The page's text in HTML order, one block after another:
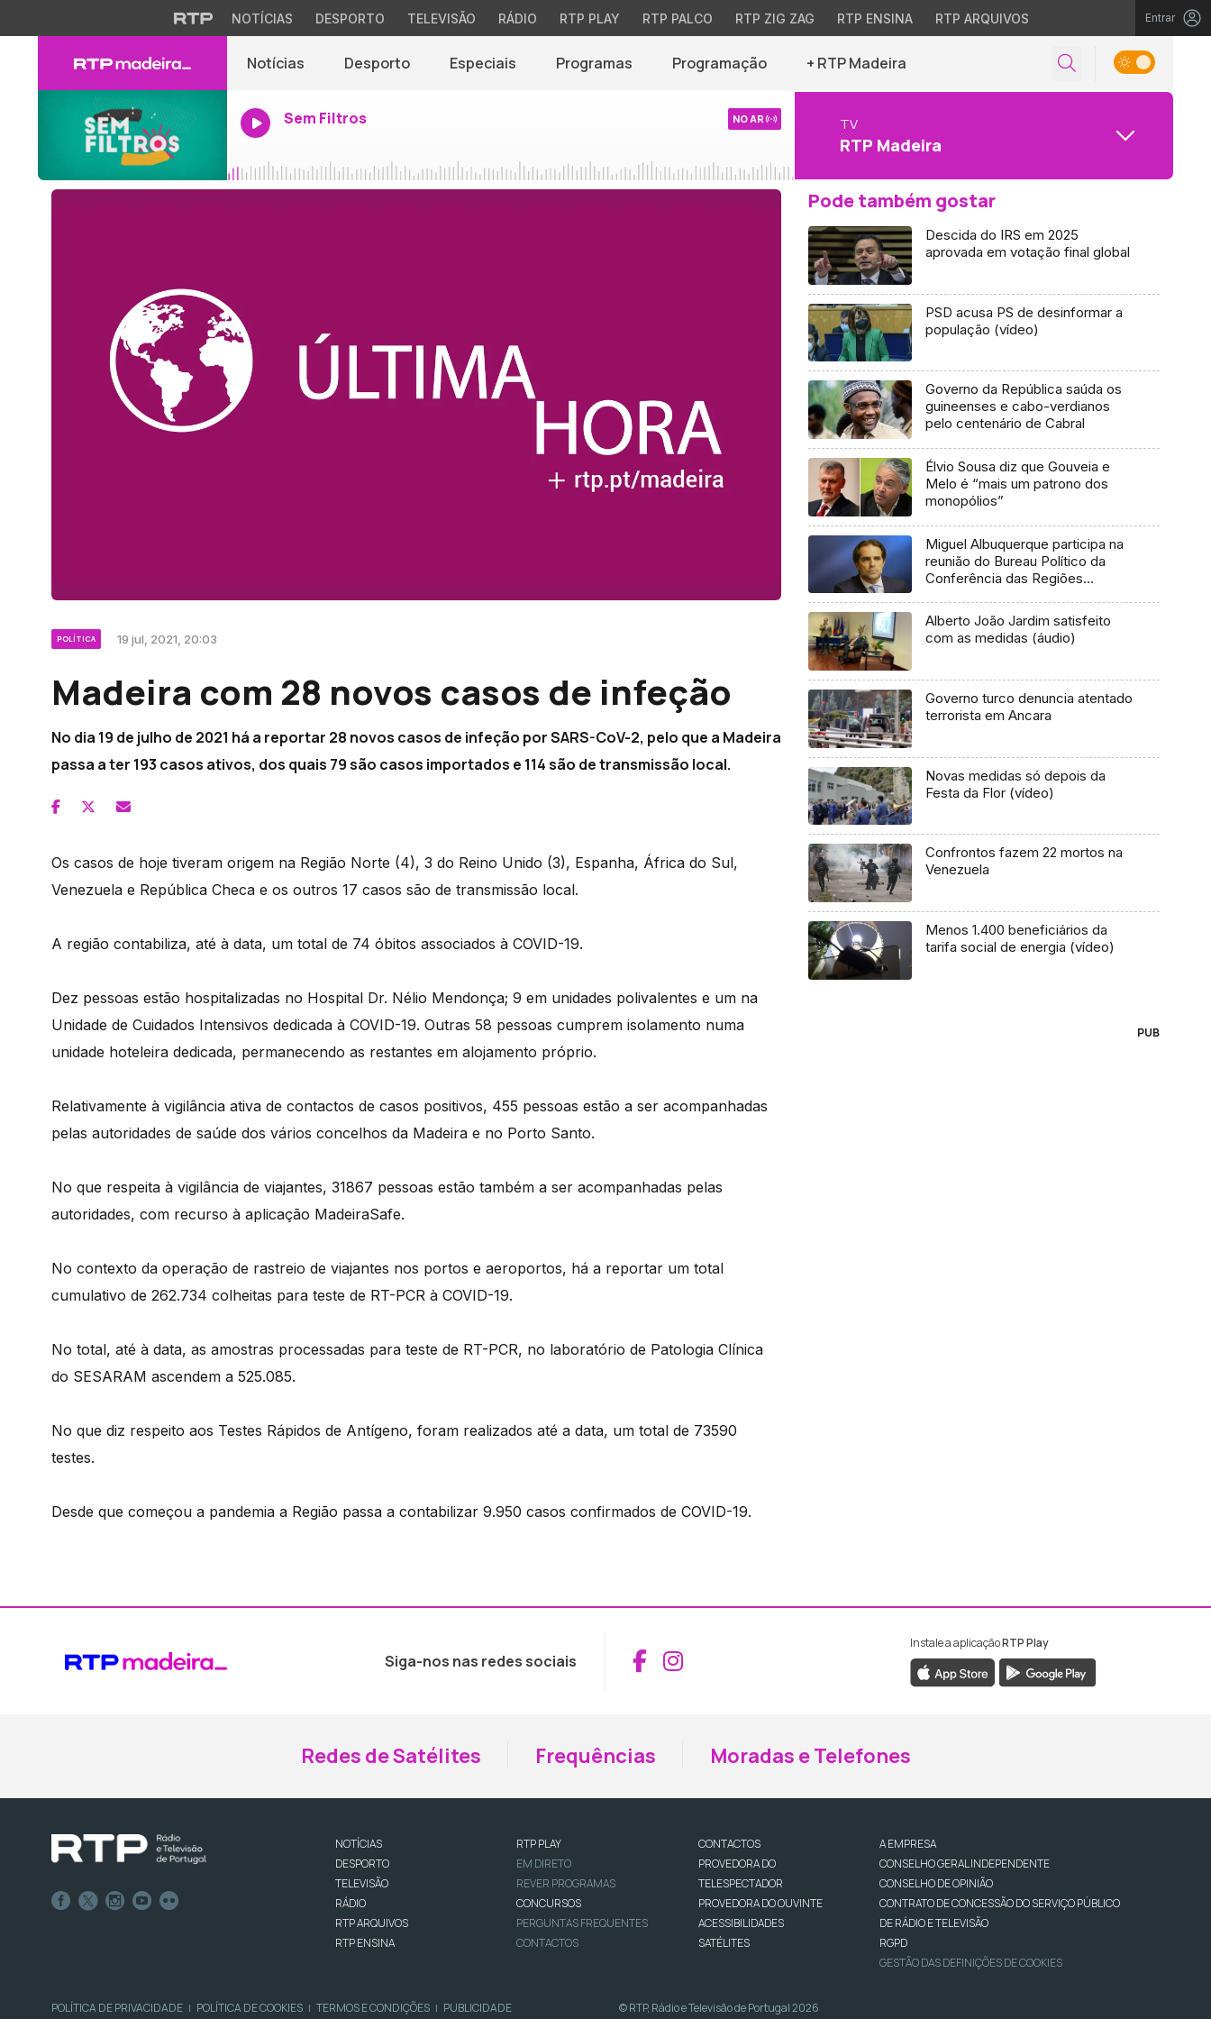
NOTÍCIAS DESPORTO TELEVISÃO RÁDIO RTP PLAY RTP PALCO RTP ZIG ZAG RTP ENSINA RTP ARQUIVOS Entrar
Notícias Desporto Especiais Programas Programação + RTP Madeira
Sem Filtros NO AR TV
RTP Madeira
POLÍTICA 19 jul, 2021, 20:03
Madeira com 28 novos casos de infeção
No dia 19 de julho de 2021 há a reportar 28 novos casos de infeção por SARS-CoV-2, pelo que a Madeira
passa a ter 193 casos ativos, dos quais 79 são casos importados e 114 são de transmissão local.
Os casos de hoje tiveram origem na Região Norte (4), 3 do Reino Unido (3), Espanha, África do Sul,
Venezuela e República Checa e os outros 17 casos são de transmissão local.
A região contabiliza, até à data, um total de 74 óbitos associados à COVID-19.
Dez pessoas estão hospitalizadas no Hospital Dr. Nélio Mendonça; 9 em unidades polivalentes e um na
Unidade de Cuidados Intensivos dedicada à COVID-19. Outras 58 pessoas cumprem isolamento numa
unidade hoteleira dedicada, permanecendo as restantes em alojamento próprio.
Relativamente à vigilância ativa de contactos de casos positivos, 455 pessoas estão a ser acompanhadas
pelas autoridades de saúde dos vários concelhos da Madeira e no Porto Santo.
No que respeita à vigilância de viajantes, 31867 pessoas estão também a ser acompanhadas pelas
autoridades, com recurso à aplicação MadeiraSafe.
No contexto da operação de rastreio de viajantes nos portos e aeroportos, há a reportar um total
cumulativo de 262.734 colheitas para teste de RT-PCR à COVID-19.
No total, até à data, as amostras processadas para teste de RT-PCR, no laboratório de Patologia Clínica
do SESARAM ascendem a 525.085.
No que diz respeito aos Testes Rápidos de Antígeno, foram realizados até a data, um total de 73590
testes.
Desde que começou a pandemia a Região passa a contabilizar 9.950 casos confirmados de COVID-19.
Pode também gostar
Descida do IRS em 2025
aprovada em votação final global
PSD acusa PS de desinformar a
população (vídeo)
Governo da República saúda os
guineenses e cabo-verdianos
pelo centenário de Cabral
Élvio Sousa diz que Gouveia e
Melo é “mais um patrono dos
monopólios”
Miguel Albuquerque participa na
reunião do Bureau Político da
Conferência das Regiões
Alberto João Jardim satisfeito
com as medidas (áudio)
Governo turco denuncia atentado
terrorista em Ancara
Novas medidas só depois da
Festa da Flor (vídeo)
Confrontos fazem 22 mortos na
Venezuela
Menos 1.400 beneficiários da
tarifa social de energia (vídeo)
PUB
Siga-nos nas redes sociais Aceder ao Facebook da RTP Madeira
Aceder ao Instagram da RTP Madeira
Instale a aplicaçãoRTP Play
Redes de Satélites Frequências Moradas e Telefones
NOTÍCIAS
DESPORTO
TELEVISÃO
RÁDIO
RTP ARQUIVOS
RTP ENSINA
RTP PLAY
EM DIRETO
REVER PROGRAMAS
CONCURSOS
PERGUNTAS FREQUENTES
CONTACTOS
CONTACTOS
PROVEDORA DO
TELESPECTADOR
PROVEDORA DO OUVINTE
ACESSIBILIDADES
SATÉLITES
A EMPRESA
CONSELHO GERAL INDEPENDENTE
CONSELHO DE OPINIÃO
CONTRATO DE CONCESSÃO DO SERVIÇO PÚBLICO
DE RÁDIO E TELEVISÃO
RGPD
GESTÃO DAS DEFINIÇÕES DE COOKIES
POLÍTICA DE PRIVACIDADE | POLÍTICA DE COOKIES | TERMOS E CONDIÇÕES | PUBLICIDADE © RTP, Rádio e Televisão de Portugal 2026